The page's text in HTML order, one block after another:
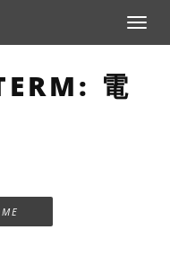
Toggle
電